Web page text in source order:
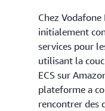
Chez
initialement
services pour
utilisant la
ECS sur
plateforme a
rencontrer des